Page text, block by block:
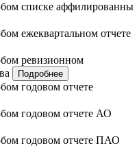
списке аффилированны
ежеквартальном отчете
ревизионном
Подробнее
годовом отчете
годовом отчете АО
годовом отчете ПАО